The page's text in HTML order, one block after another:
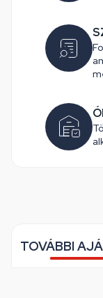
TOVÁBBI